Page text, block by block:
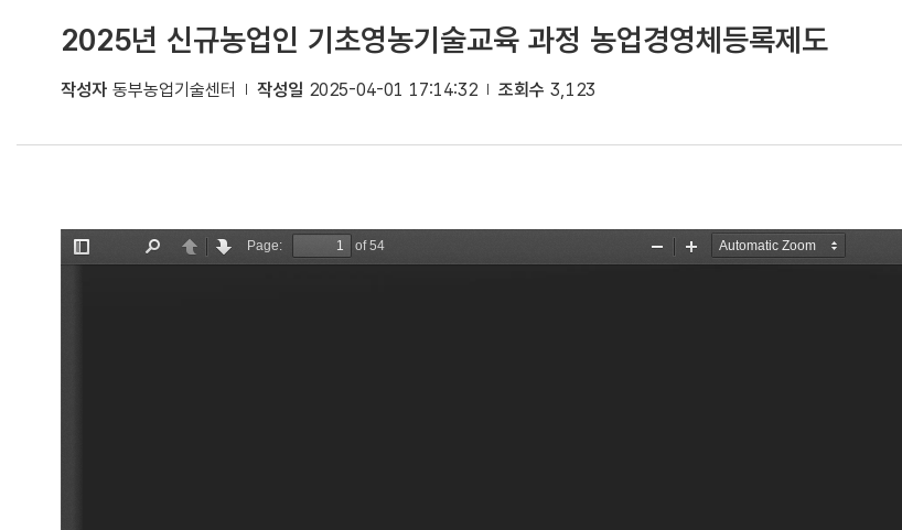
2025년 신규농업인 기초영농기술교육 과정 농업경영체등록제도
작성자 동부농업기술센터 작성일 2025-04-01 17:14:32 조회수 3,123